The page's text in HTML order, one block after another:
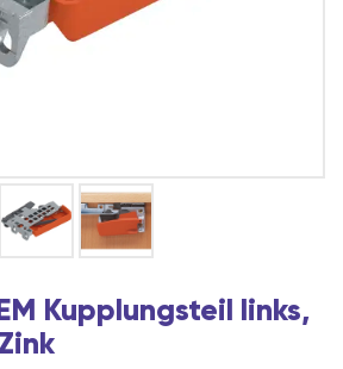
Kupplungsteil links,